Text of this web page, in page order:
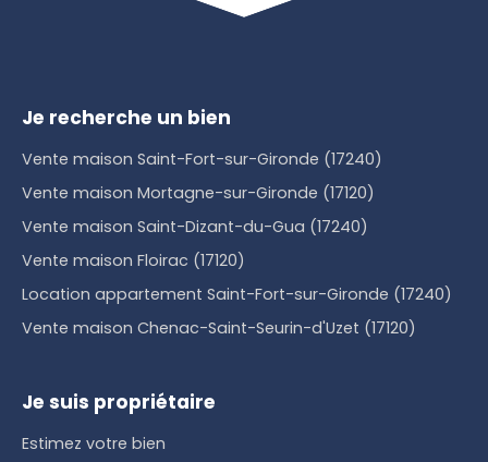
Je recherche un bien
Vente maison Saint-Fort-sur-Gironde (17240)
Vente maison Mortagne-sur-Gironde (17120)
Vente maison Saint-Dizant-du-Gua (17240)
Vente maison Floirac (17120)
Location appartement Saint-Fort-sur-Gironde (17240)
Vente maison Chenac-Saint-Seurin-d'Uzet (17120)
Je suis propriétaire
Estimez votre bien